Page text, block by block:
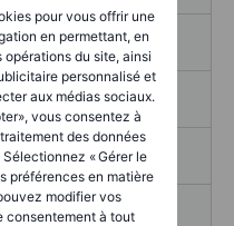
pour vous offrir une
en permettant, en
du site, ainsi
personnalisé et
aux médias sociaux.
vous consentez à
des données
« Gérer le
préférences en matière
modifier vos
consentement à tout